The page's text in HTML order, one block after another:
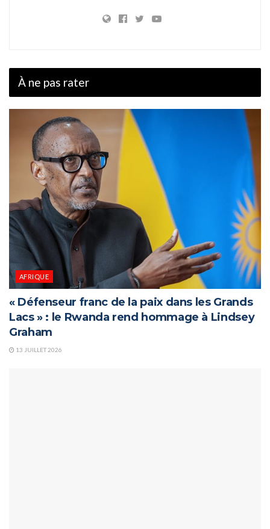
À ne pas rater
AFRIQUE
« Défenseur franc de la paix dans les Grands
Lacs » : le Rwanda rend hommage à Lindsey
Graham
13 JUILLET 2026